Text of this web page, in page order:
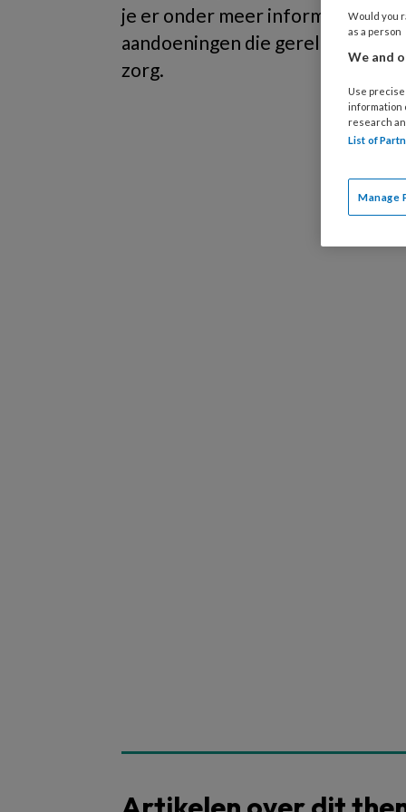
je er onder meer informatie
aandoeningen die gerelateerd
zorg.
Would you
as a person
We and
Use
information
research
List of
Manage